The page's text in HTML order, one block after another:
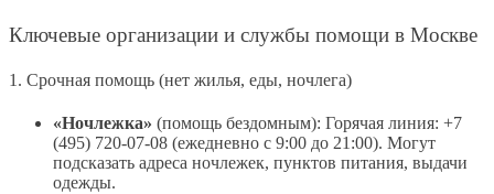
Ключевые организации и службы помощи в Москве
1. Срочная помощь (нет жилья, еды, ночлега)
«Ночлежка» (помощь бездомным): Горячая линия: +7
(495) 720-07-08 (ежедневно с 9:00 до 21:00). Могут
подсказать адреса ночлежек, пунктов питания, выдачи
одежды.